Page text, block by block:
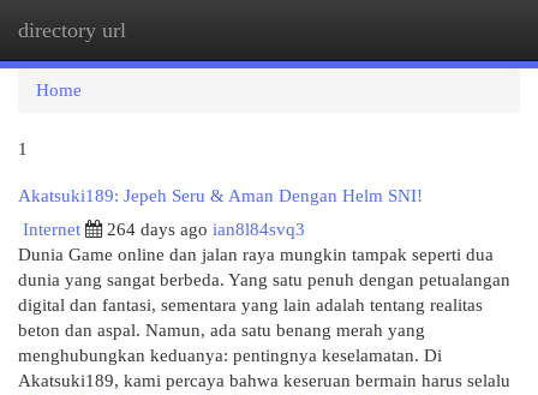
directory url
Home
1
Akatsuki189: Jepeh Seru & Aman Dengan Helm SNI!
Internet
264 days ago ian8l84svq3
Dunia Game online dan jalan raya mungkin tampak seperti dua
dunia yang sangat berbeda. Yang satu penuh dengan petualangan
digital dan fantasi, sementara yang lain adalah tentang realitas
beton dan aspal. Namun, ada satu benang merah yang
menghubungkan keduanya: pentingnya keselamatan. Di
Akatsuki189, kami percaya bahwa keseruan bermain harus selalu